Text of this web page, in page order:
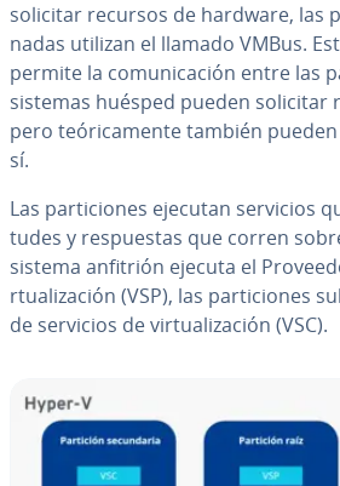
solicitar recursos de hardware, las
na­das utilizan el llamado VMBus.
permite la co­mu­ni­ca­ción entre las
sistemas huésped pueden solicitar
pero teó­ri­ca­me­n­te también
sí.
Las pa­r­ti­cio­nes ejecutan servicios
tu­des y re­s­pue­s­tas que corren
sistema anfitrión ejecuta el
r­tua­li­za­ción (VSP), las pa­r­ti­cio­nes
de servicios de vi­r­tua­li­za­ción (VSC).